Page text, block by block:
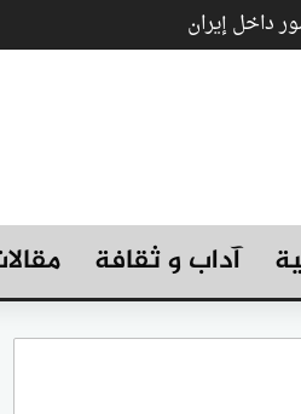
داخل إيران
آداب و ثقافة